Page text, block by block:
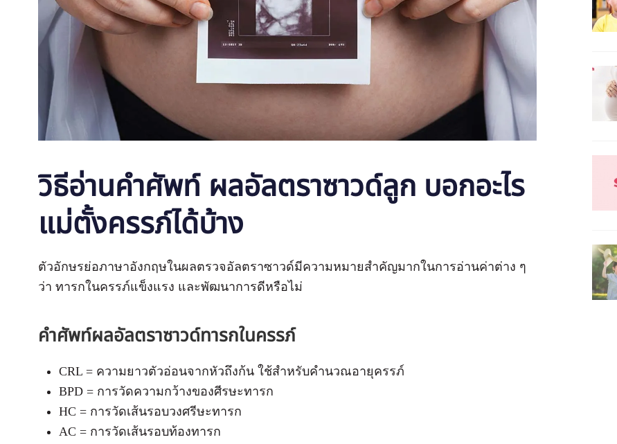
วิธีอ่านคำศัพท์ ผลอัลตราซาวด์ลูก บอกอะไร
แม่ตั้งครรภ์ได้บ้าง
ตัวอักษรย่อภาษาอังกฤษในผลตรวจอัลตราซาวด์มีความหมายสำคัญมากในการอ่านค่าต่าง ๆ
ว่า ทารกในครรภ์แข็งแรง และพัฒนาการดีหรือไม่
คำศัพท์ผลอัลตราซาวด์ทารกในครรภ์
CRL = ความยาวตัวอ่อนจากหัวถึงก้น ใช้สำหรับคำนวณอายุครรภ์
BPD = การวัดความกว้างของศีรษะทารก
HC = การวัดเส้นรอบวงศรีษะทารก
AC = การวัดเส้นรอบท้องทารก